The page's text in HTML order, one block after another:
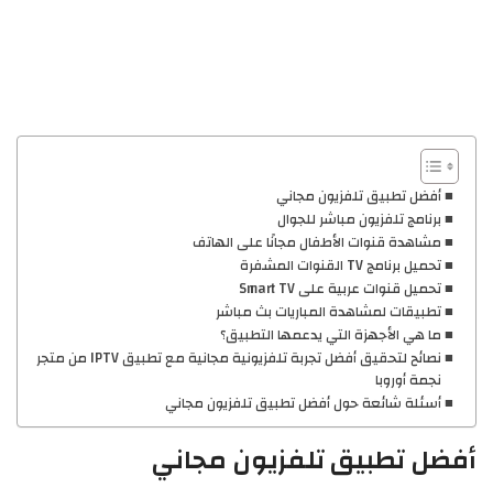
أفضل تطبيق تلفزيون مجاني
برنامج تلفزيون مباشر للجوال
مشاهدة قنوات الأطفال مجانًا على الهاتف
تحميل برنامج TV القنوات المشفرة
تحميل قنوات عربية على Smart TV
تطبيقات لمشاهدة المباريات بث مباشر
ما هي الأجهزة التي يدعمها التطبيق؟
نصائح لتحقيق أفضل تجربة تلفزيونية مجانية مع تطبيق IPTV من متجر
نجمة أوروبا
أسئلة شائعة حول أفضل تطبيق تلفزيون مجاني
أفضل تطبيق تلفزيون مجاني